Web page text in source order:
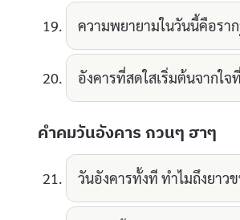
ความพยายามในวันนี้คือรา
อังคารที่สดใสเริ่มต้นจากใ
คำคมวันอังคาร กวนๆ ฮาๆ
วันอังคารทั้งที ทำไมถึงยาว